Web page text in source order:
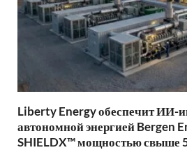
Liberty Energy обеспечит ИИ-
автономной энергией Bergen
SHIELDX™ мощностью свыше